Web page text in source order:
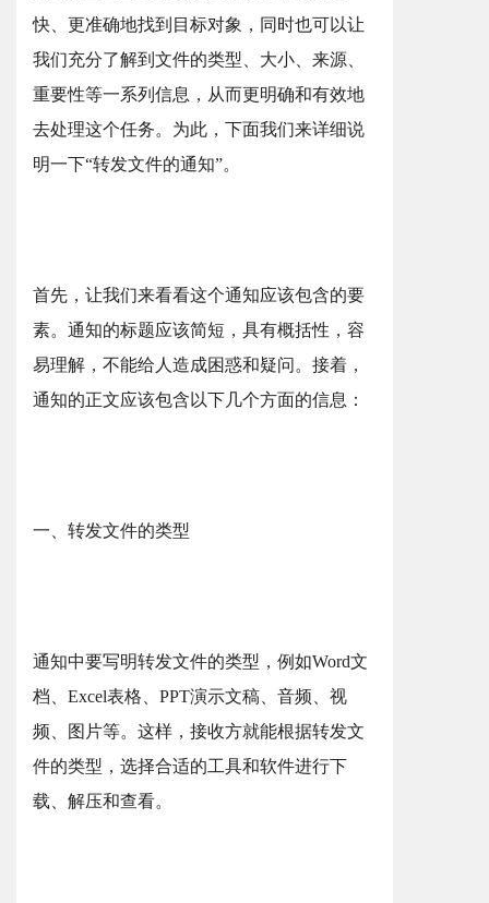
快、更准确地找到目标对象，同时也可以让
我们充分了解到文件的类型、大小、来源、
重要性等一系列信息，从而更明确和有效地
去处理这个任务。为此，下面我们来详细说
明一下“转发文件的通知”。
首先，让我们来看看这个通知应该包含的要
素。通知的标题应该简短，具有概括性，容
易理解，不能给人造成困惑和疑问。接着，
通知的正文应该包含以下几个方面的信息：
一、转发文件的类型
通知中要写明转发文件的类型，例如Word文
档、Excel表格、PPT演示文稿、音频、视
频、图片等。这样，接收方就能根据转发文
件的类型，选择合适的工具和软件进行下
载、解压和查看。